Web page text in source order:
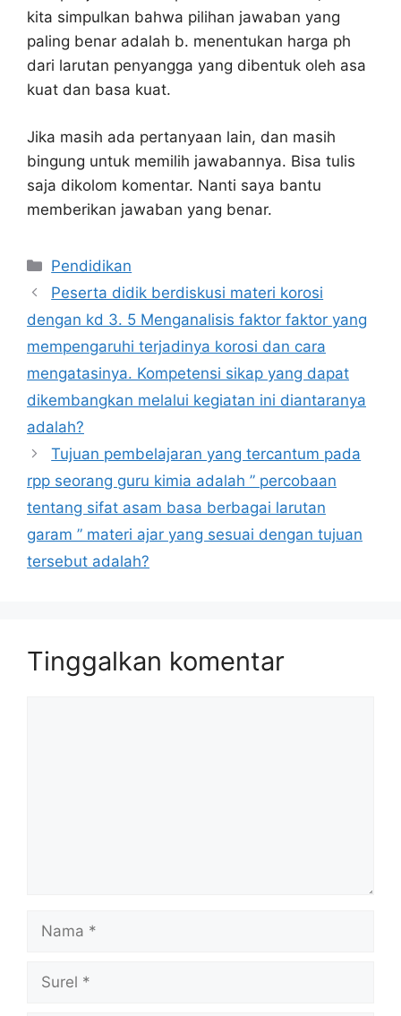
kita simpulkan bahwa pilihan jawaban yang
paling benar adalah b. menentukan harga ph
dari larutan penyangga yang dibentuk oleh asa
kuat dan basa kuat.
Jika masih ada pertanyaan lain, dan masih
bingung untuk memilih jawabannya. Bisa tulis
saja dikolom komentar. Nanti saya bantu
memberikan jawaban yang benar.
Kategori
Pendidikan
Peserta didik berdiskusi materi korosi
dengan kd 3. 5 Menganalisis faktor faktor yang
mempengaruhi terjadinya korosi dan cara
mengatasinya. Kompetensi sikap yang dapat
dikembangkan melalui kegiatan ini diantaranya
adalah?
Tujuan pembelajaran yang tercantum pada
rpp seorang guru kimia adalah ” percobaan
tentang sifat asam basa berbagai larutan
garam ” materi ajar yang sesuai dengan tujuan
tersebut adalah?
Tinggalkan komentar